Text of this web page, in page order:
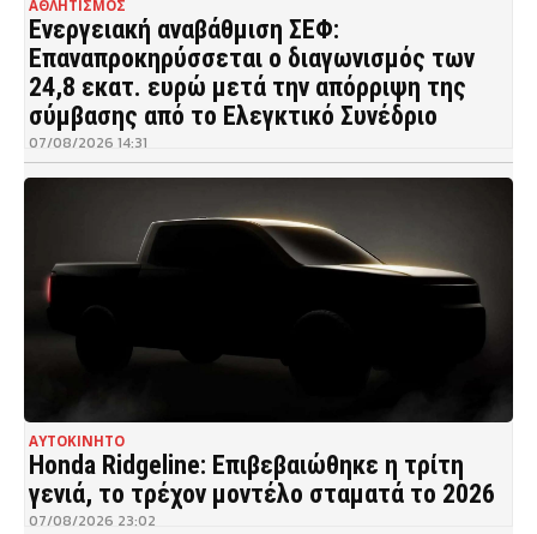
ΑΘΛΗΤΙΣΜΟΣ
Ενεργειακή αναβάθμιση ΣΕΦ:
Επαναπροκηρύσσεται ο διαγωνισμός των
24,8 εκατ. ευρώ μετά την απόρριψη της
σύμβασης από το Ελεγκτικό Συνέδριο
07/08/2026 14:31
ΑΥΤΟΚΙΝΗΤΟ
Honda Ridgeline: Επιβεβαιώθηκε η τρίτη
γενιά, το τρέχον μοντέλο σταματά το 2026
07/08/2026 23:02